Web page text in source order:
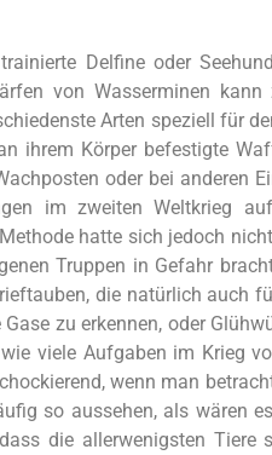
Delfine oder
von Wasserminen kann
Arten speziell für
ihrem Körper befestigte
oder bei anderen
im zweiten Weltkrieg
hatte sich jedoch
Truppen in Gefahr
die natürlich auch
zu erkennen, oder
viele Aufgaben im Krieg
wenn man
so aussehen, als wären
die allerwenigsten Tiere